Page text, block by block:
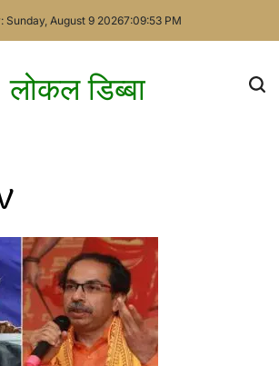
Sunday, August 9 20267:09:53 PM
लोकल डिब्बा